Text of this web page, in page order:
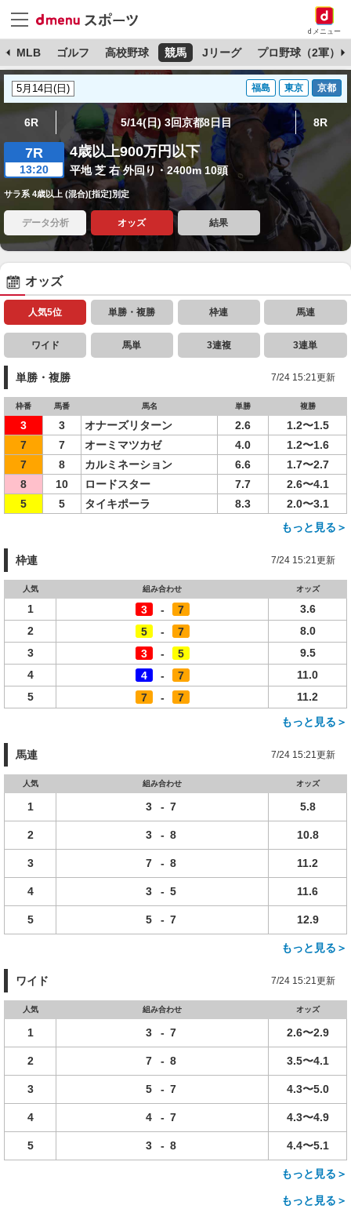
dメニュー
MLB ゴルフ 高校野球 競馬 Jリーグ プロ野球（2軍）
福島 東京 京都
6R 5/14(日) 3回京都8日目 8R
7R
13:20
4歳以上900万円以下
平地 芝 右 外回り・2400m 10頭
サラ系 4歳以上 (混合)[指定]別定
データ分析 オッズ 結果
オッズ
人気5位 単勝・複勝 枠連 馬連
ワイド 馬単 3連複 3連単
単勝・複勝 7/24 15:21更新
枠番 馬番 馬名 単勝 複勝
3 3 オナーズリターン 2.6
1.2〜1.5
7
7 オーミマツカゼ 4.0
1.2〜1.6
7
8 カルミネーション 6.6
1.7〜2.7
8
10 ロードスター 7.7
2.6〜4.1
5
5 タイキポーラ 8.3
2.0〜3.1
もっと見る＞
枠連 7/24 15:21更新
人気 組み合わせ オッズ
1 3 - 7
3.6
2
5 - 7
8.0
3
3 - 5
9.5
4
4 - 7
11.0
5
7 - 7
11.2
もっと見る＞
馬連 7/24 15:21更新
人気 組み合わせ オッズ
1 3 - 7 5.8
2 3 - 8 10.8
3 7 - 8 11.2
4 3 - 5 11.6
5 5 - 7 12.9
もっと見る＞
ワイド 7/24 15:21更新
人気 組み合わせ オッズ
1 3 - 7 2.6〜2.9
2 7 - 8 3.5〜4.1
3 5 - 7 4.3〜5.0
4 4 - 7 4.3〜4.9
5 3 - 8 4.4〜5.1
もっと見る＞
もっと見る＞